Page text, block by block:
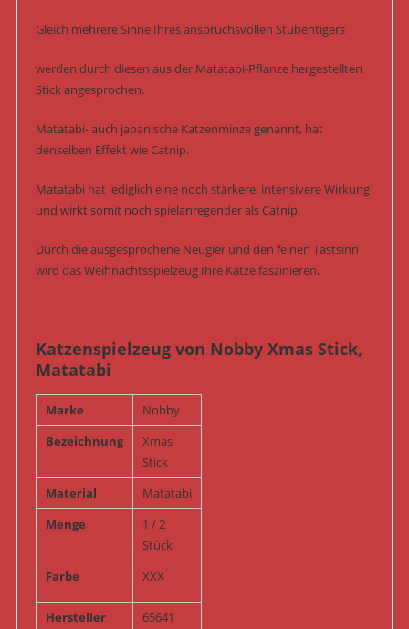
Gleich mehrere Sinne Ihres anspruchsvollen Stubentigers
werden durch diesen aus der Matatabi-Pflanze hergestellten
Stick angesprochen.
Matatabi- auch japanische Katzenminze genannt, hat
denselben Effekt wie Catnip.
Matatabi hat lediglich eine noch stärkere, intensivere Wirkung
und wirkt somit noch spielanregender als Catnip.
Durch die ausgesprochene Neugier und den feinen Tastsinn
wird das Weihnachtsspielzeug Ihre Katze faszinieren.
Katzenspielzeug von Nobby Xmas Stick,
Matatabi
Marke
Nobby
Bezeichnung
Xmas
Stick
Material
Matatabi
Menge
1 / 2
Stück
Farbe
XXX
Hersteller
65641